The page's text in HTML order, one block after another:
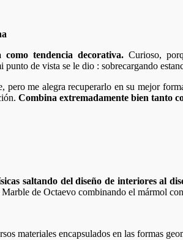
tendencia decorativa. Curioso,
de vista se le dio : sobrecargando
me alegra recuperarlo en su mejor
Combina extremadamente bien tanto
saltando del diseño de interiores al
de Octaevo combinando el mármol
materiales encapsulados en las formas